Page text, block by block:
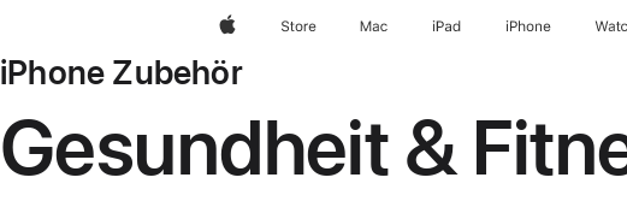
AppleStore Mac iPad iPhone
iPhone Zubehör
Gesundheit &